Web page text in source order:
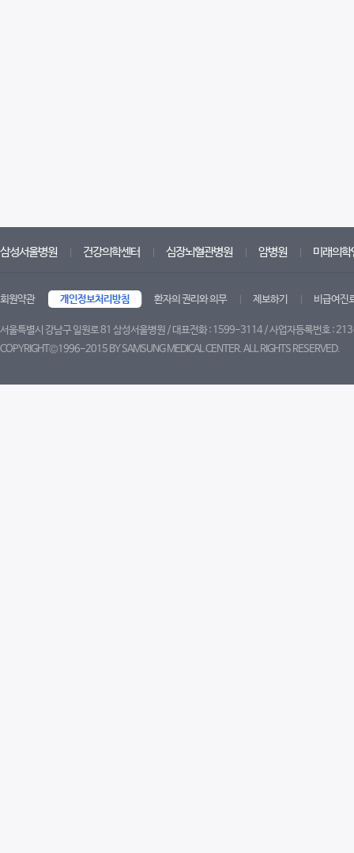
삼성서울병원 건강의학센터 심장뇌혈관병원 암병원 미래의학
회원약관 개인정보처리방침 환자의 권리와 의무 제보하기 비급여진
서울특별시 강남구 일원로 81 삼성서울병원 / 대표전화 : 1599-3114 / 사업자등록번호 :
COPYRIGHT©1996-2015 BY SAMSUNG MEDICAL CENTER. ALL RIGHTS RESERVED.